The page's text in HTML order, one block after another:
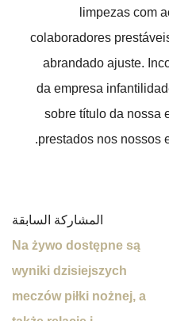
limpezas com
colaboradores
abrandado ajuste.
da empresa
sobre título da nossa
prestados nos nossos
المشاركة السابقة
Na żywo dostępne są
wyniki dzisiejszych
meczów piłki nożnej, a